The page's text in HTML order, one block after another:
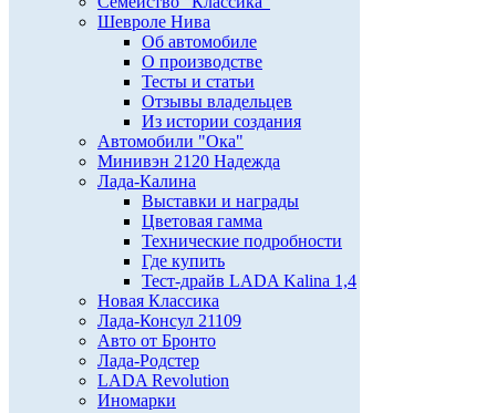
Шевроле Нива
Об автомобиле
О производстве
Тесты и статьи
Отзывы владельцев
Из истории создания
Автомобили "Ока"
Минивэн 2120 Надежда
Лада-Калина
Выставки и награды
Цветовая гамма
Технические подробности
Где купить
Тест-драйв LADA Kalina 1,4
Новая Классика
Лада-Консул 21109
Авто от Бронто
Лада-Родстер
LADA Revolution
Иномарки